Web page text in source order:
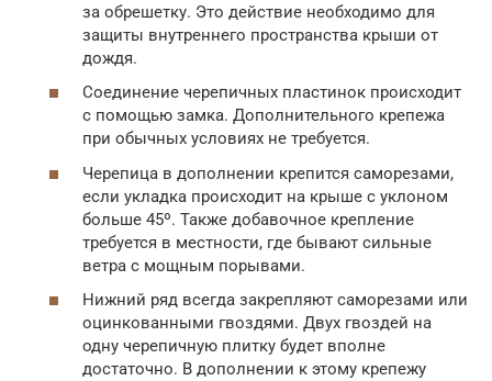
за обрешетку. Это действие необходимо для
защиты внутреннего пространства крыши от
дождя.
Соединение черепичных пластинок происходит
с помощью замка. Дополнительного крепежа
при обычных условиях не требуется.
Черепица в дополнении крепится саморезами,
если укладка происходит на крыше с уклоном
больше 45º. Также добавочное крепление
требуется в местности, где бывают сильные
ветра с мощным порывами.
Нижний ряд всегда закрепляют саморезами или
оцинкованными гвоздями. Двух гвоздей на
одну черепичную плитку будет вполне
достаточно. В дополнении к этому крепежу